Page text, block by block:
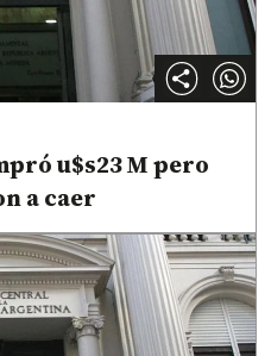
u$s23 M pero
a caer